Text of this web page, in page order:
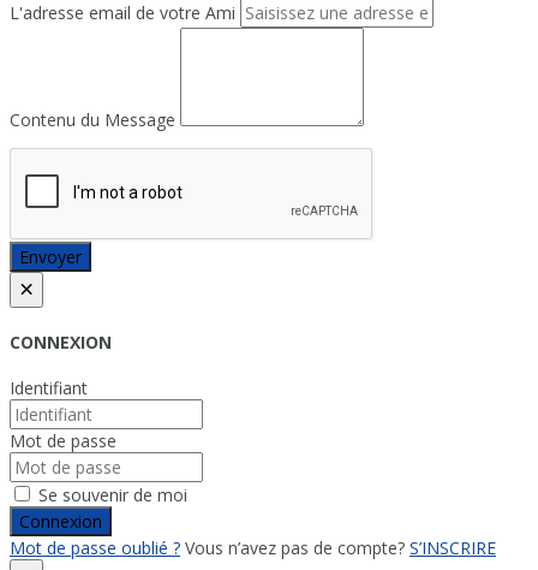
L'adresse email de votre Ami
Contenu du Message
Envoyer
×
CONNEXION
Identifiant
Mot de passe
Se souvenir de moi
Connexion
Mot de passe oublié ? Vous n’avez pas de compte? S’INSCRIRE